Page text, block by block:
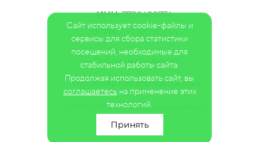
ИНН:7720400774
1177700019144
Публичная оферта
Политика обработки данных
© 2017-2026 БФ "Мир глазами ребенка"
Сайт использует cookie-файлы и
сервисы для сбора статистики
посещений, необходимые для
стабильной работы сайта.
Продолжая использовать сайт, вы
соглашаетесь на применение этих
технологий.
Принять